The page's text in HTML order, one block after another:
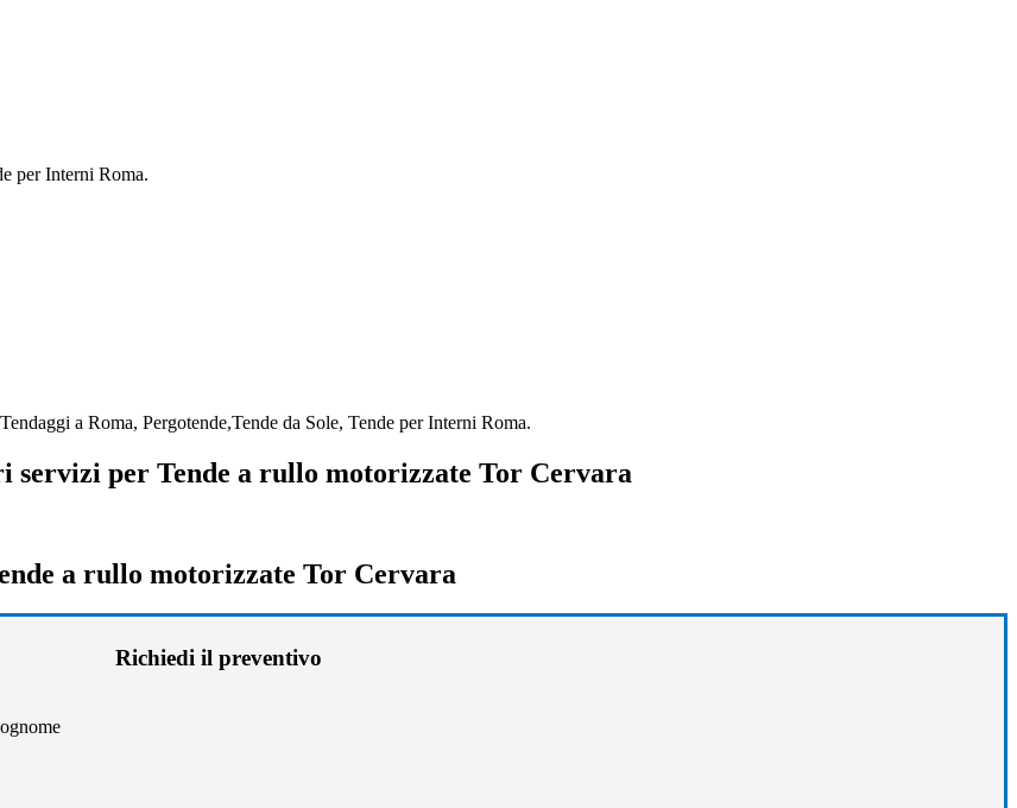
per Interni Roma.
a Roma, Pergotende,Tende da Sole, Tende per Interni Roma.
servizi per Tende a rullo motorizzate Tor Cervara
a rullo motorizzate Tor Cervara
Richiedi il preventivo